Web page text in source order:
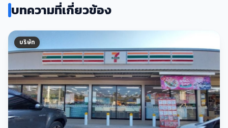
บทความที่เกี่ยวข้อง
บริษัท